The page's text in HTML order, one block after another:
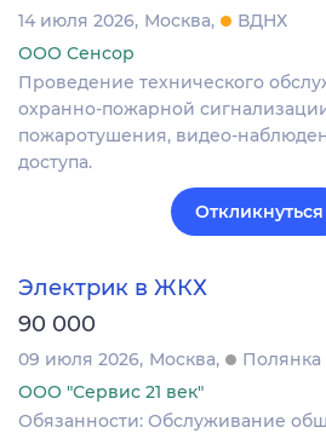
14 июля 2026 Москва
ВДНХ
ООО Сенсор
Проведение технического
охранно-пожарной
пожаротушения, видео-
доступа.
Откликнуться
Электрик в ЖКХ
90 000
09 июля 2026 Москва
Полянка
ООО "Сервис 21 век"
Обязанности: Обслуживание